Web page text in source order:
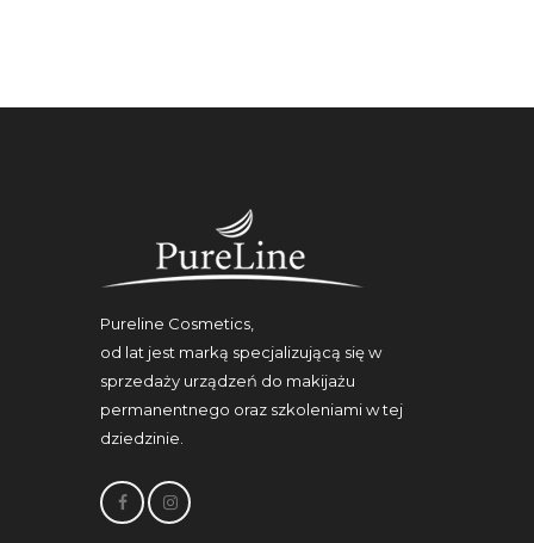
Pureline Cosmetics,
od lat jest marką specjalizującą się w
sprzedaży urządzeń do makijażu
permanentnego oraz szkoleniami w tej
dziedzinie.